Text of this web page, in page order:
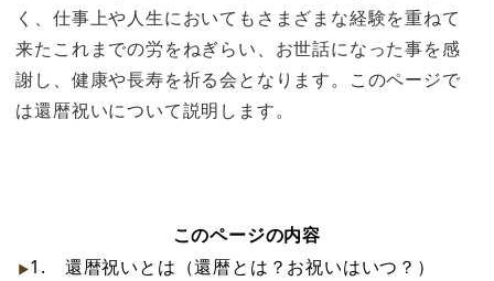
く、仕事上や人生においてもさまざまな経験を重ねて
来たこれまでの労をねぎらい、お世話になった事を感
謝し、健康や長寿を祈る会となります。このページで
は還暦祝いについて説明します。
このページの内容
1. 還暦祝いとは（還暦とは？お祝いはいつ？）